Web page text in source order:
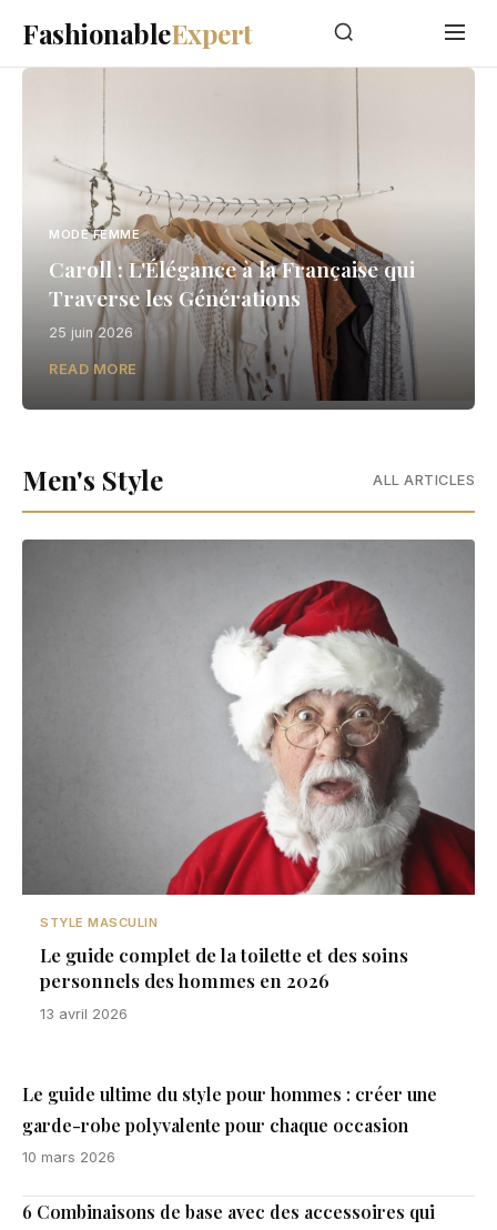
FashionableExpert
MODE FEMME
Caroll : L'Élégance à la Française qui
Traverse les Générations
25 juin 2026
READ MORE
Men's Style ALL ARTICLES
STYLE MASCULIN
Le guide complet de la toilette et des soins
personnels des hommes en 2026
13 avril 2026
Le guide ultime du style pour hommes : créer une
garde-robe polyvalente pour chaque occasion
10 mars 2026
6 Combinaisons de base avec des accessoires qui